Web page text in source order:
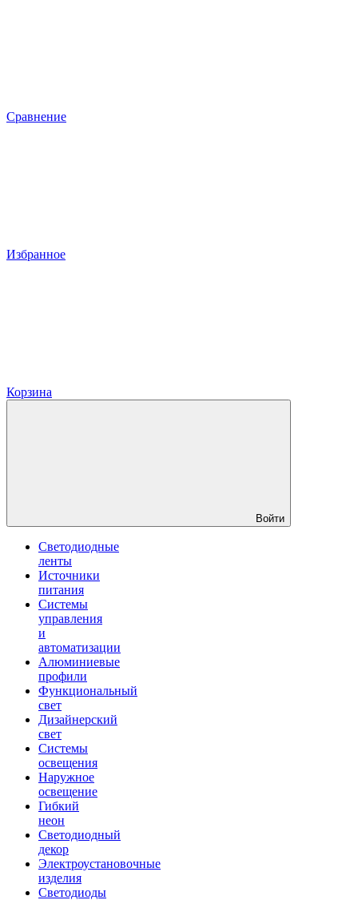
Сравнение
Избранное
Корзина
Войти
Светодиодные
ленты
Источники
питания
Системы
управления
и
автоматизации
Алюминиевые
профили
Функциональный
свет
Дизайнерский
свет
Системы
освещения
Наружное
освещение
Гибкий
неон
Светодиодный
декор
Электроустановочные
изделия
Светодиоды